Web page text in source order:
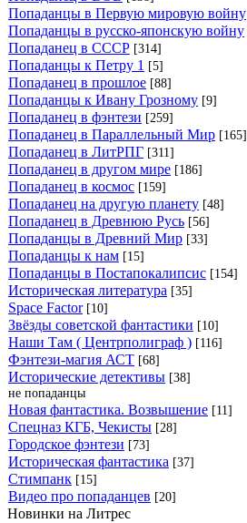
Попаданцы в Первую мировую войну
Попаданцы в русско-японскую войну
Попаданец в СССР [314]
Попаданцы к Петру 1 [5]
Попаданец в прошлое [88]
Попаданцы к Ивану Грозному [9]
Попаданец в фэнтези [259]
Попаданец в Параллельный Мир [165]
Попаданец в ЛитРПГ [311]
Попаданец в другом мире [186]
Попаданец в космос [159]
Попаданец на другую планету [48]
Попаданец в Древнюю Русь [56]
Попаданцы в Древний Мир [33]
Попаданцы к нам [15]
Попаданцы в Постапокалипсис [154]
Историческая литература [35]
Space Factor [10]
Звёзды советской фантастики [10]
Наши Там ( Центрполиграф ) [116]
Фэнтези-магия АСТ [68]
Исторические детективы [38]
не попаданцы
Новая фантастика. Возвышение [11]
Спецназ КГБ, Чекисты [28]
Городское фэнтези [73]
Историческая фантастика [37]
Стимпанк [15]
Видео про попаданцев [20]
Новинки на Литрес